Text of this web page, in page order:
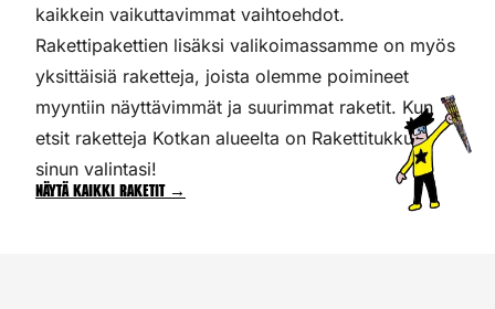
kaikkein vaikuttavimmat vaihtoehdot.
Rakettipakettien lisäksi valikoimassamme on myös
yksittäisiä raketteja, joista olemme poimineet
myyntiin näyttävimmät ja suurimmat raketit. Kun
etsit raketteja Kotkan alueelta on Rakettitukku
sinun valintasi!
Näytä kaikki raketit →